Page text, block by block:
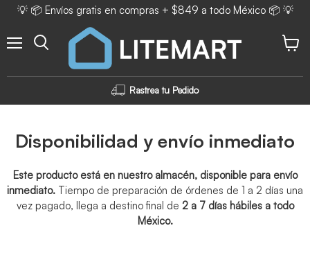
💡 📦 Envíos gratis en compras + $849 a todo México 📦 💡
Rastrea tu Pedido
Disponibilidad y envío inmediato
Este producto está en nuestro almacén, disponible para envío
inmediato. Tiempo de preparación de órdenes de 1 a 2 días una
vez pagado, llega a destino final de 2 a 7 días hábiles a todo
México.